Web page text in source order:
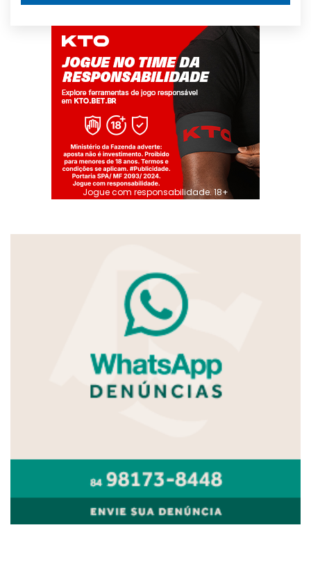
Jogue com responsabilidade. 18+